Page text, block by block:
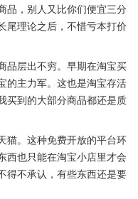
品，别人又比你们便宜三分
尾理论之后，不惜亏本打价
品层出不穷。早期在淘宝买
的主力军。这也是淘宝存活
买到的大部分商品都还是质
猫。这种免费开放的平台环
西也只能在淘宝小店里才会
得不承认，有些东西还是要